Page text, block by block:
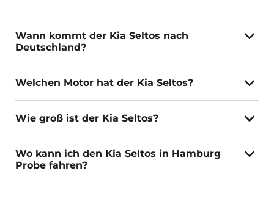
Wann kommt der Kia Seltos nach
Deutschland?
Welchen Motor hat der Kia Seltos?
Wie groß ist der Kia Seltos?
Wo kann ich den Kia Seltos in Hamburg
Probe fahren?